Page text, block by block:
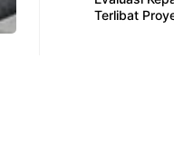
Terlibat